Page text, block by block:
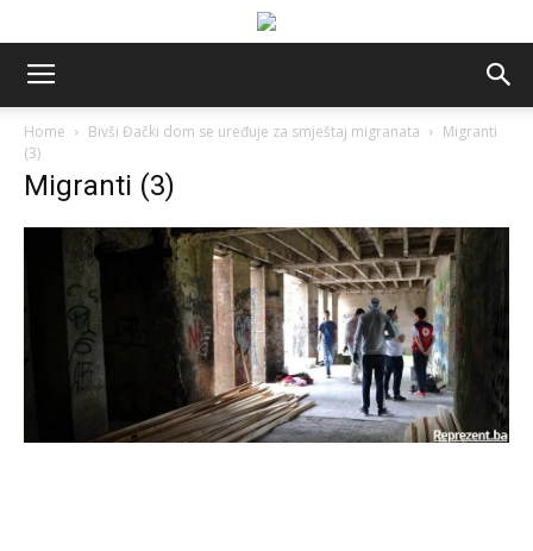
Home Bivši Đački dom se uređuje za smještaj migranata
Migranti
(3)
Migranti (3)